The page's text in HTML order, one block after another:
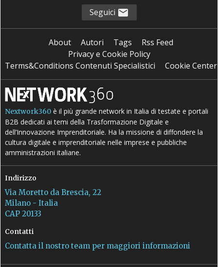
Seguici
About Autori Tags
Rss Feed
Privacy e Cookie Policy
Terms&Conditions Contenuti Specialistici
Cookie Center
Nextwork360 è il più grande network in Italia di testate e portali
B2B dedicati ai temi della Trasformazione Digitale e
dell’Innovazione Imprenditoriale. Ha la missione di diffondere la
cultura digitale e imprenditoriale nelle imprese e pubbliche
amministrazioni italiane.
Indirizzo
Via Moretto da Brescia, 22
Milano - Italia
CAP 20133
Contatti
Contatta il nostro team per maggiori informazioni